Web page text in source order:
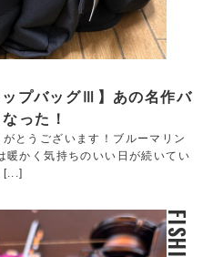
ップバッグⅢ】あの名作バ
った！
とうございます！ブルーマリン
暖かく気持ちのいい日が続いてい
[...]